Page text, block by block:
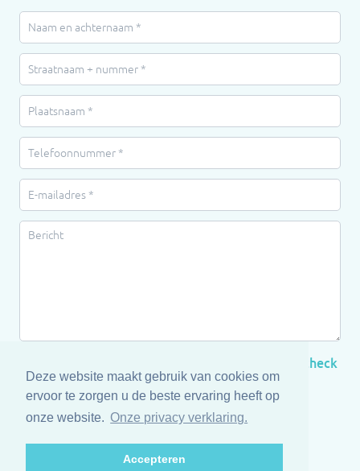
Deze website maakt gebruik van cookies om
ervoor te zorgen u de beste ervaring heeft op
onze website. Onze privacy verklaring.
Accepteren
Je ontvangt automatisch een bevestigingsmail, check
dus even je spam mocht je niks ontvangen !